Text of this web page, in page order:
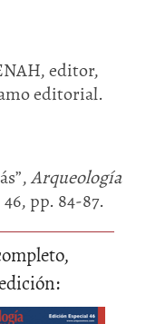
editor,
editorial.
Arqueología
pp. 84-87.